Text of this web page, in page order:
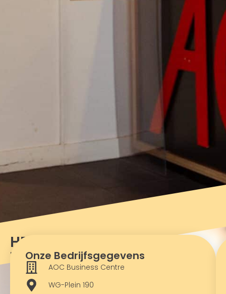
HB
Telediensten
Onze Bedrijfsgegevens
AOC Business Centre
WG-Plein 190